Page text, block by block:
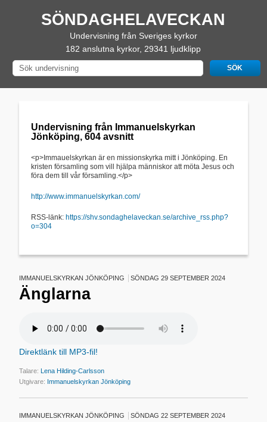
SÖNDAGHELAVECKAN
Undervisning från Sveriges kyrkor
182 anslutna kyrkor, 29341 ljudklipp
Undervisning från Immanuelskyrkan
Jönköping, 604 avsnitt
<p>Immauelskyrkan är en missionskyrka mitt i Jönköping. En
kristen församling som vill hjälpa människor att möta Jesus och
föra dem till vår församling.</p>
http://www.immanuelskyrkan.com/
RSS-länk: https://shv.sondaghelaveckan.se/archive_rss.php?
o=304
IMMANUELSKYRKAN JÖNKÖPING SÖNDAG 29 SEPTEMBER 2024
Änglarna
Direktlänk till MP3-fil!
Talare:Lena Hilding-Carlsson
Utgivare: Immanuelskyrkan Jönköping
IMMANUELSKYRKAN JÖNKÖPING SÖNDAG 22 SEPTEMBER 2024